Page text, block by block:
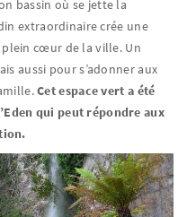
bassin où se jette la
extraordinaire crée une
cœur de la ville. Un
aussi pour s’adonner aux
Cet espace vert a été
qui peut répondre aux